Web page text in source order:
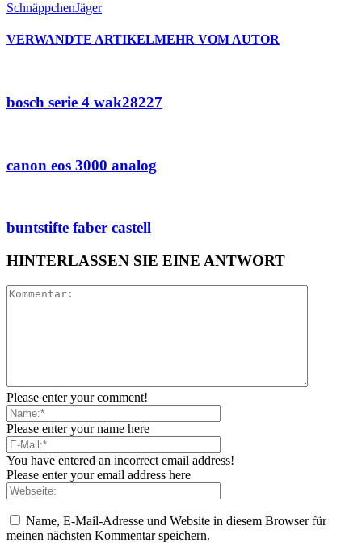
SchnäppchenJäger
VERWANDTE ARTIKELMEHR VOM AUTOR
bosch serie 4 wak28227
canon eos 3000 analog
buntstifte faber castell
HINTERLASSEN SIE EINE ANTWORT
Please enter your comment!
Please enter your name here
You have entered an incorrect email address!
Please enter your email address here
Name, E-Mail-Adresse und Website in diesem Browser für
meinen nächsten Kommentar speichern.